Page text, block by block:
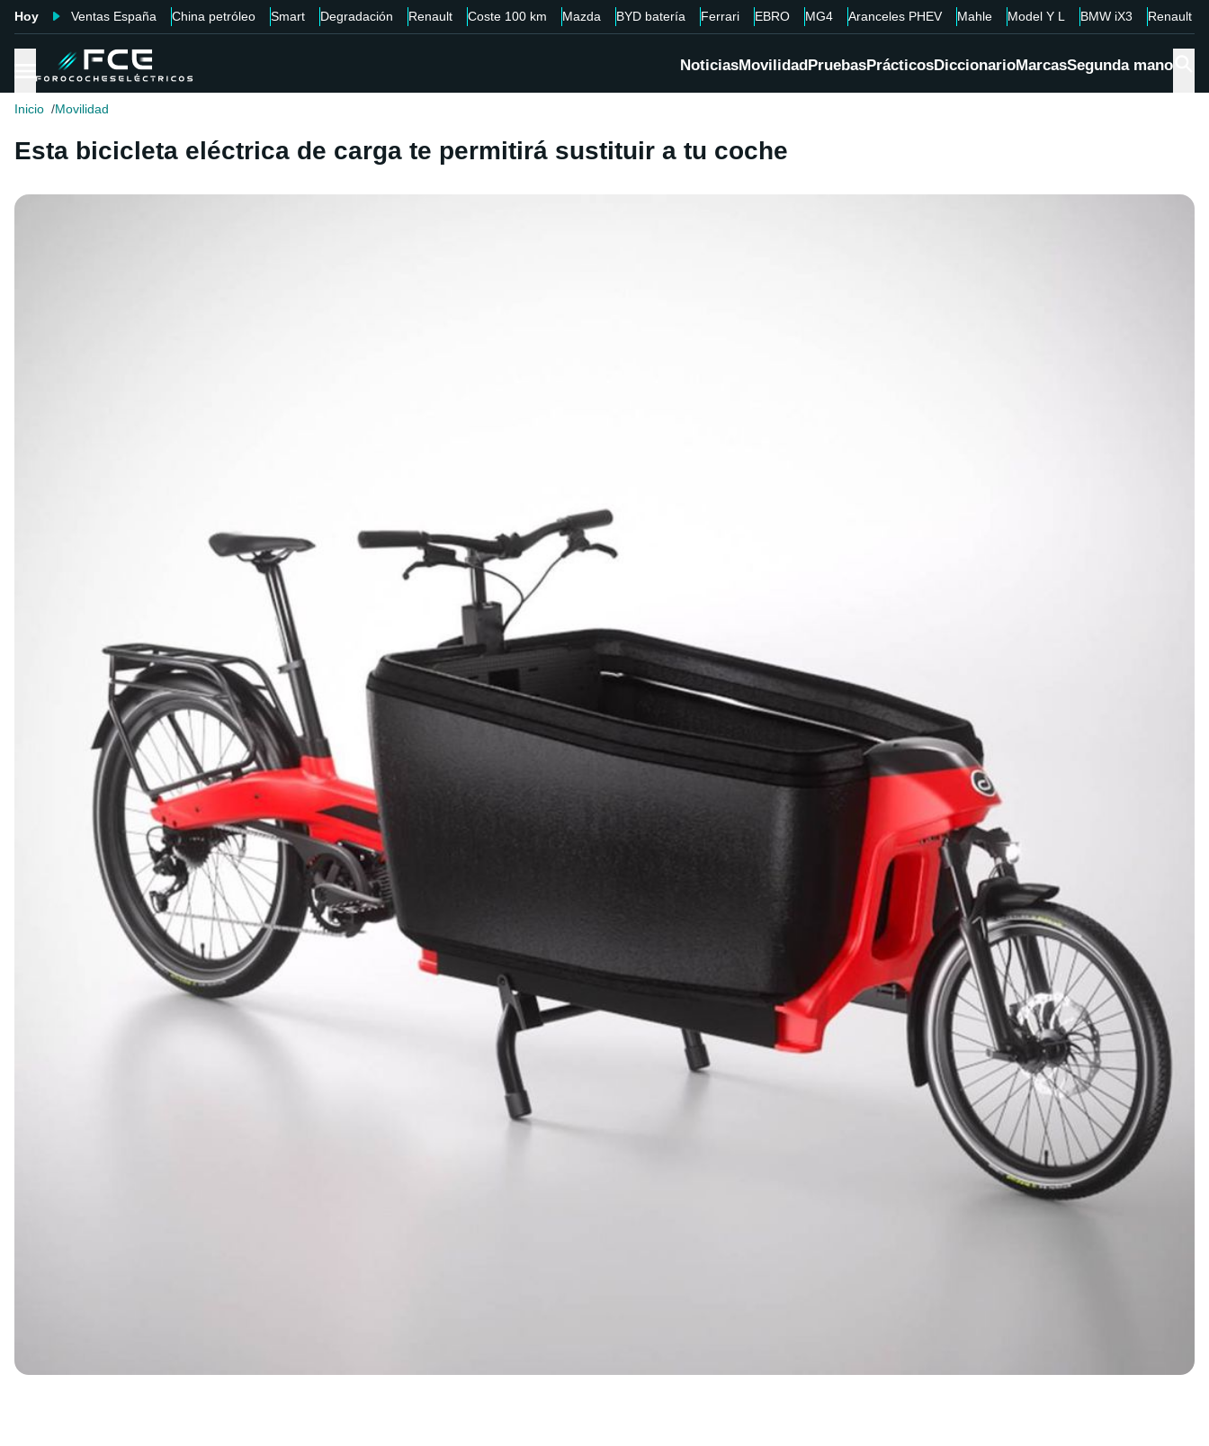
Hoy Ventas España China petróleo Smart Degradación Renault Coste 100 km Mazda BYD batería Ferrari EBRO MG4 Aranceles PHEV Mahle Model Y L BMW iX3 Renault
NoticiasMovilidadPruebasPrácticosDiccionarioMarcasSegunda mano
Inicio Movilidad
Esta bicicleta eléctrica de carga te permitirá sustituir a tu coche